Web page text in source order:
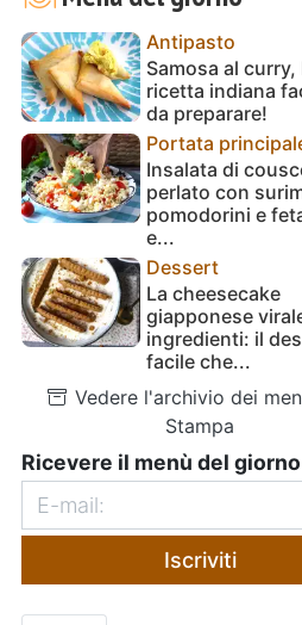
Antipasto
Samosa al curry,
ricetta indiana
da preparare!
Portata
Insalata di
perlato con
pomodorini e
e...
Dessert
La cheesecake
giapponese
ingredienti: il
facile che...
Vedere l'archivio dei
Stampa
Ricevere il menù del giorno
Iscriviti